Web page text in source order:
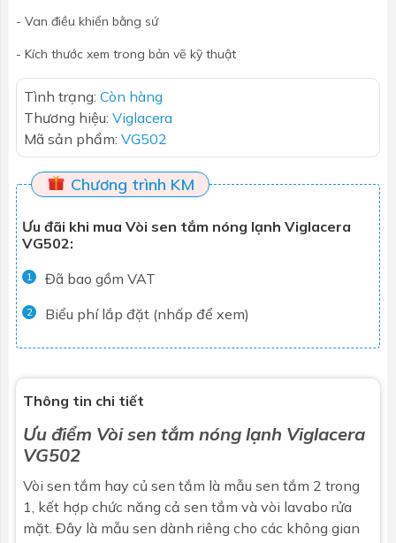
- Van điều khiển bằng sứ
- Kích thước xem trong bản vẽ kỹ thuật
Tình trạng: Còn hàng
Thương hiệu: Viglacera
Mã sản phẩm: VG502
Chương trình KM
Ưu đãi khi mua Vòi sen tắm nóng lạnh Viglacera
VG502:
1 Đã bao gồm VAT
2 Biểu phí lắp đặt (nhấp để xem)
Thông tin chi tiết
Ưu điểm Vòi sen tắm nóng lạnh Viglacera
VG502
Vòi sen tắm hay củ sen tắm là mẫu sen tắm 2 trong
1, kết hợp chức năng cả sen tắm và vòi lavabo rửa
mặt. Đây là mẫu sen dành riêng cho các không gian